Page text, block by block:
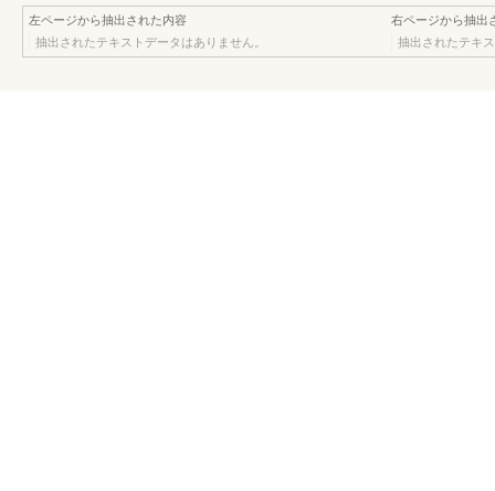
左ページから抽出された内容
抽出されたテキストデータはありません。
右ページから抽出
抽出されたテキ